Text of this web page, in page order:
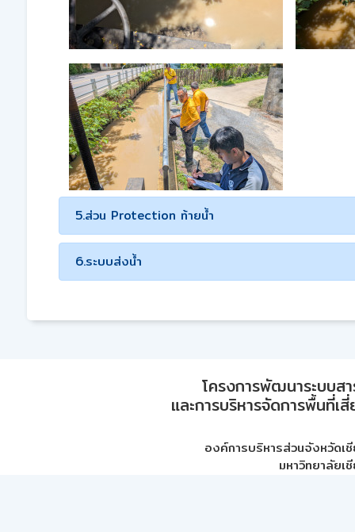
5.ส่วน Protection ท้ายน้ำ
6.ระบบส่งน้ำ
โครงการพัฒนาระบบส
และการบริหารจัดการพื้นที่เ
องค์การบริหารส่วนจังหวัดเ
มหาวิทยาลัยเ